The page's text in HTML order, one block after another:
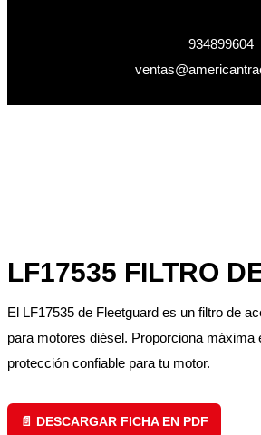
934899604
LF17535 FILTRO
El LF17535 de Fleetguard es un filtro de
para motores diésel. Proporciona máxima
protección confiable para tu motor.
📄 DESCARGAR FICHA EN PDF